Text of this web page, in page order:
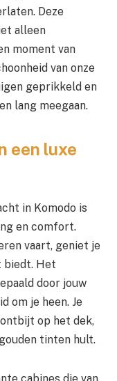
Deze
alleen
moment van
van onze
geprikkeld en
lang meegaan.
een luxe
in Komodo is
en comfort.
vaart, geniet je
biedt. Het
door jouw
om je heen. Je
op het dek,
tinten hult.